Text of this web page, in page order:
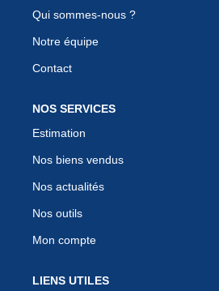
Qui sommes-nous ?
Notre équipe
Contact
NOS SERVICES
Estimation
Nos biens vendus
Nos actualités
Nos outils
Mon compte
LIENS UTILES